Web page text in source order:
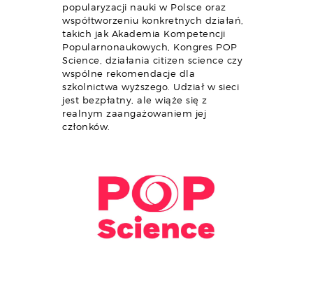
popularyzacji nauki w Polsce oraz
współtworzeniu konkretnych działań,
takich jak Akademia Kompetencji
Popularnonaukowych, Kongres POP
Science, działania citizen science czy
wspólne rekomendacje dla
szkolnictwa wyższego. Udział w sieci
jest bezpłatny, ale wiąże się z
realnym zaangażowaniem jej
członków.